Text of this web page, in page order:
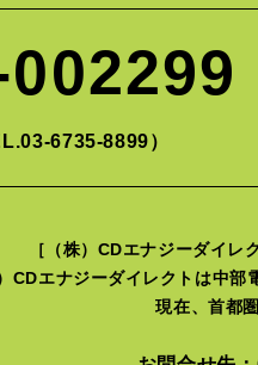
6735-8899）
［（株）CDエナジーダイ
）CDエナジーダイレクトは中
現在、首都